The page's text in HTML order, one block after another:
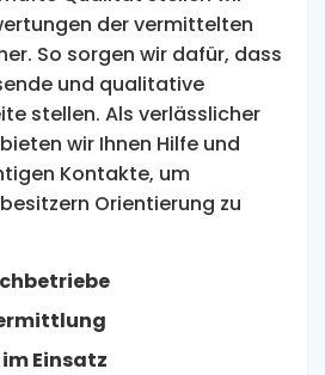
der vermittelten
So sorgen wir dafür, dass
und qualitative
stellen. Als verlässlicher
wir Ihnen Hilfe und
Kontakte, um
Orientierung zu
Einsatz